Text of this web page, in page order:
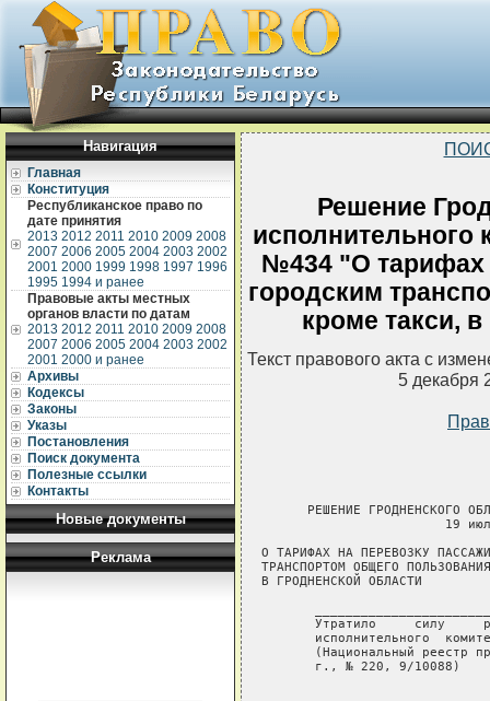
Навигация
Главная
Конституция
Республиканское право по
дате принятия
2013 2012 2011 2010 2009 2008
2007 2006 2005 2004 2003 2002
2001 2000 1999 1998 1997 1996
1995 1994 и ранее
Правовые акты местных
органов власти по датам
2013 2012 2011 2010 2009 2008
2007 2006 2005 2004 2003 2002
2001 2000 и ранее
Архивы
Кодексы
Законы
Указы
Постановления
Поиск документа
Полезные ссылки
Контакты
Новые документы
Реклама
Решение
исполнительного
№434 "О тарифах
городским
кроме такси,
Текст правового акта с
5 декабря
РЕШЕНИЕ ГРОДНЕНСКОГО
19
О ТАРИФАХ НА ПЕРЕВОЗКУ
ТРАНСПОРТОМ ОБЩЕГО
В ГРОДНЕНСКОЙ ОБЛАСТИ
Утратило     силу
исполнительного
(Национальный реестр
       г., № 220, 9/10088)